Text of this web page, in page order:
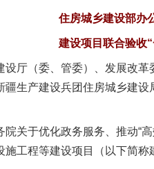
住房城乡建设部办
建设项目联合验收
厅（委、管委）、发展改
疆生产建设兵团住房城乡建
于优化政务服务、推动“高
工程等建设项目（以下简称